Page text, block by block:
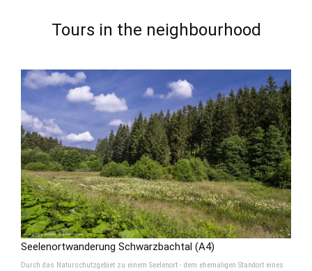
Tours in the neighbourhood
Seelenortwanderung Schwarzbachtal (A4)
Durch das Naturschutzgebiet zu einem Seelenort - dem ehemaligen Standort eines